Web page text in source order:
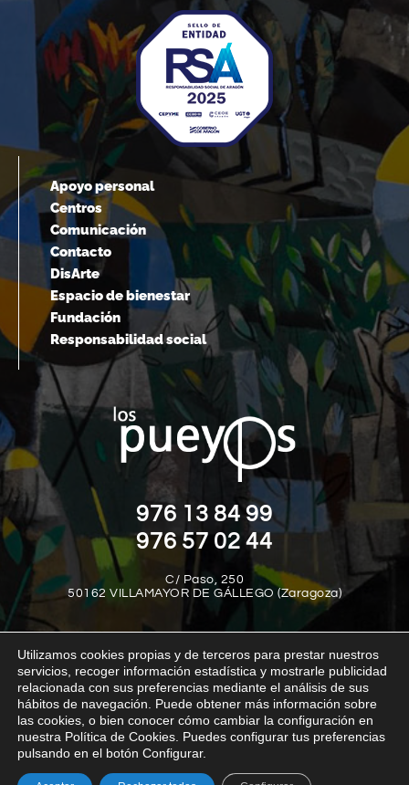
Apoyo personal
Centros
Comunicación
Contacto
DisArte
Espacio de bienestar
Fundación
Responsabilidad social
976 13 84 99
976 57 02 44
C/ Paso, 250
50162 VILLAMAYOR DE GÁLLEGO (Zaragoza)
Aviso legal Política de privacidad
Política de cookies
Política interna del canal de denuncias
Transparencia
Utilizamos cookies propias y de terceros para prestar nuestros
servicios, recoger información estadística y mostrarle publicidad
relacionada con sus preferencias mediante el análisis de sus
hábitos de navegación. Puede obtener más información sobre
las cookies, o bien conocer cómo cambiar la configuración en
nuestra Política de Cookies. Puedes configurar tus preferencias
pulsando en el botón Configurar.